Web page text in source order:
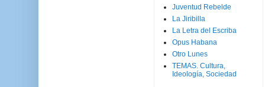
Juventud Rebelde
La Jiribilla
La Letra del Escriba
Opus Habana
Otro Lunes
TEMAS. Cultura,
Ideología, Sociedad